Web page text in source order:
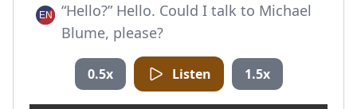
“Hello?” Hello. Could I talk to Michael
Blume, please?
0.5x Listen 1.5x